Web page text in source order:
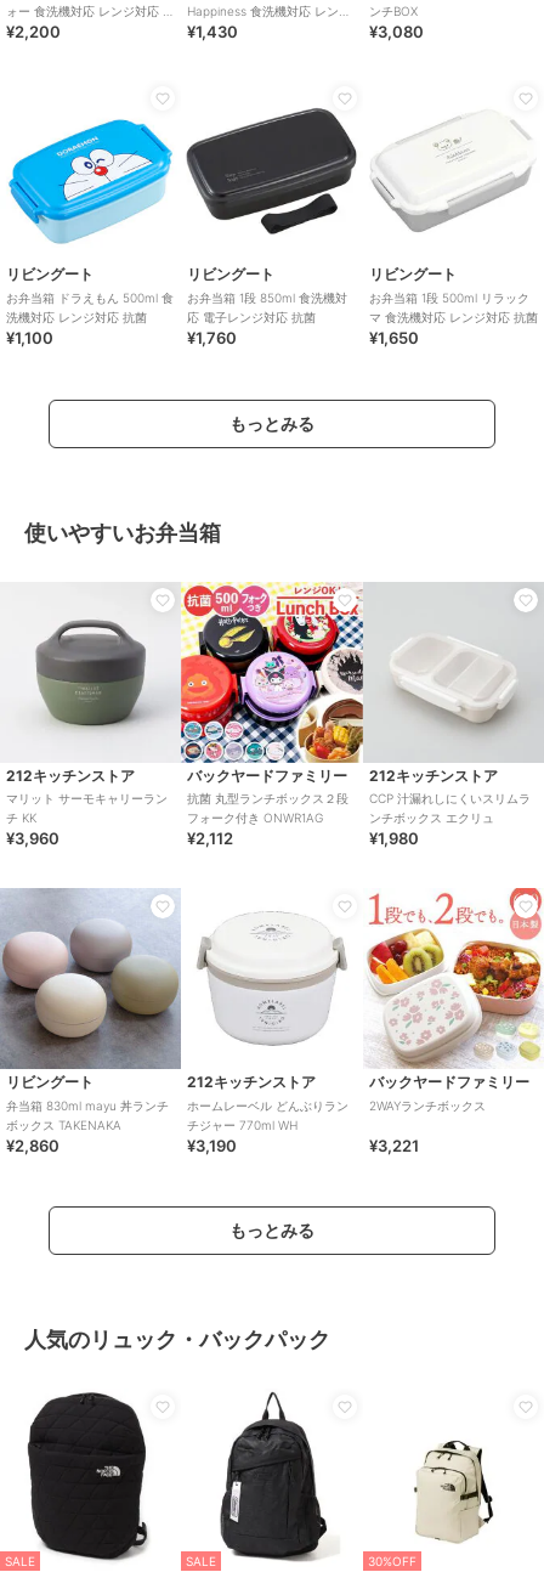
ォー 食洗機対応 レンジ対応 抗
菌
¥2,200
Happiness 食洗機対応 レンジ
対応 抗菌
¥1,430
ンチBOX
¥3,080
リビングート
お弁当箱 ドラえもん 500ml 食
洗機対応 レンジ対応 抗菌
¥1,100
リビングート
お弁当箱 1段 850ml 食洗機対
応 電子レンジ対応 抗菌
¥1,760
リビングート
お弁当箱 1段 500ml リラック
マ 食洗機対応 レンジ対応 抗菌
¥1,650
もっとみる
使いやすいお弁当箱
212キッチンストア
マリット サーモキャリーラン
チ KK
¥3,960
バックヤードファミリー
抗菌 丸型ランチボックス２段
フォーク付き ONWR1AG
¥2,112
212キッチンストア
CCP 汁漏れしにくいスリムラ
ンチボックス エクリュ
¥1,980
リビングート
弁当箱 830ml mayu 丼ランチ
ボックス TAKENAKA
¥2,860
212キッチンストア
ホームレーベル どんぶりラン
チジャー 770ml WH
¥3,190
バックヤードファミリー
2WAYランチボックス
¥3,221
もっとみる
人気のリュック・バックパック
SALE SALE 30%OFF